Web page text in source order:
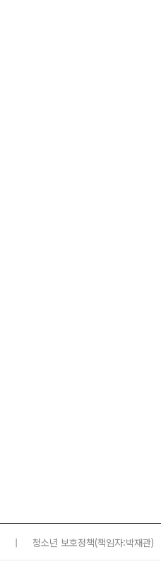
청소년 보호정책(책임자:박재관)